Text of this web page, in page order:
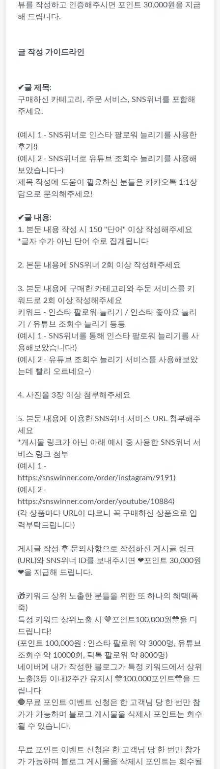
뷰를 작성하고 인증해주시면 포인트 30,000원을 지급
해 드립니다.
글 작성 가이드라인
✔글 제목:
구매하신 카테고리, 주문 서비스, SNS위너를 포함해
주세요.
(예시 1 - SNS위너로 인스타 팔로워 늘리기를 사용한
후기!)
(예시 2 - SNS위너로 유튜브 조회수 늘리기를 사용해
보았습니다~)
제목 작성에 도움이 필요하신 분들은 카카오톡 1:1상
담으로 문의해주세요!
✔글 내용:
1. 본문 내용 작성 시 150 "단어" 이상 작성해주세요
*글자 수가 아닌 단어 수로 집계됩니다
2. 본문 내용에 SNS위너 2회 이상 작성해주세요
3. 본문 내용에 구매한 카테고리와 주문 서비스를 키
워드로 2회 이상 작성해주세요
키워드 - 인스타 팔로워 늘리기 / 인스타 좋아요 늘리
기 / 유튜브 조회수 늘리기 등등
(예시 1 - SNS위너를 통해 인스타 팔로워 늘리기를 사
용해보았습니다!)
(예시 2 - 유튜브 조회수 늘리기 서비스를 사용해보았
는데 빨리 오르네요~)
4. 사진을 3장 이상 첨부해주세요
5. 본문 내용에 이용한 SNS위너 서비스 URL 첨부해주
세요
*게시물 링크가 아닌 아래 예시 중 사용한 SNS위너 서
비스 링크 첨부
(예시 1 -
https://snswinner.com/order/instagram/9191)
(예시 2 -
https://snswinner.com/order/youtube/10884)
(각 상품마다 URL이 다르니 꼭 구매하신 상품으로 입
력부탁드립니다)
게시글 작성 후 문의사항으로 작성하신 게시글 링크
(URL)와 SNS위너 ID를 보내주시면 ❤포인트 30,000원
❤을 지급해 드립니다.
🎁키워드 상위 노출한 분들을 위한 또 하나의 혜택(폭
죽)
특정 키워드 상위노출 시 💛포인트100,000원💛을 더
드립니다!
(포인트 100,000원 : 인스타 팔로워 약 3000명, 유튜브
조회수 약 10000회, 틱톡 팔로워 약 8000명)
네이버에 내가 작성한 블로그가 특정 키워드에서 상위
노출(3등 이내)2주간 유지시 💛100,000포인트💛을 드
립니다
🛑무료 포인트 이벤트 신청은 한 고객님 당 한 번만 참
가가 가능하며 블로그 게시물을 삭제시 포인트는 회수
될 수 있습니다.
무료 포인트 이벤트 신청은 한 고객님 당 한 번만 참가
가 가능하며 블로그 게시물을 삭제시 포인트는 회수될